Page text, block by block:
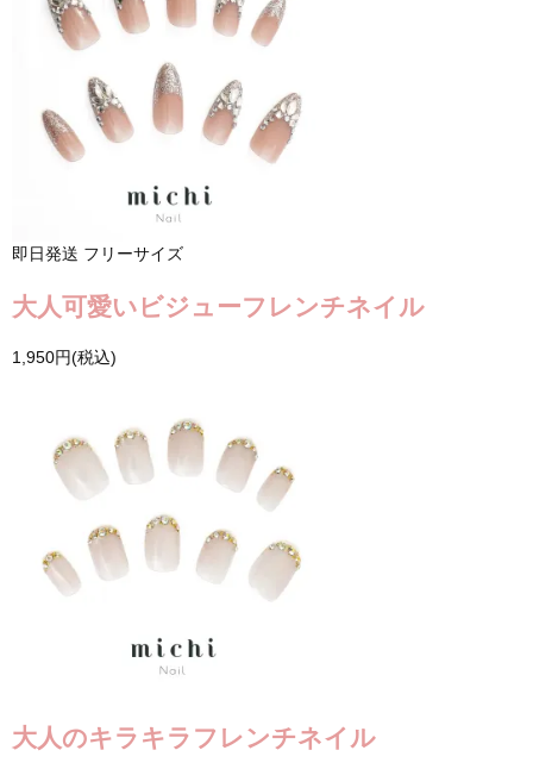
即日発送 フリーサイズ
大人可愛いビジューフレンチネイル
1,950円(税込)
大人のキラキラフレンチネイル